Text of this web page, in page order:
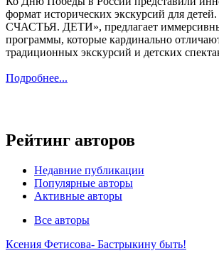
формат исторических экскурсий для
СЧАСТЬЯ. ДЕТИ», предлагает
программы, которые кардинально
традиционных экскурсий и детских
Подробнее...
Рейтинг авторов
Недавние публикации
Популярные авторы
Активные авторы
Все авторы
Ксения Фетисова- Бастрыкину быть!